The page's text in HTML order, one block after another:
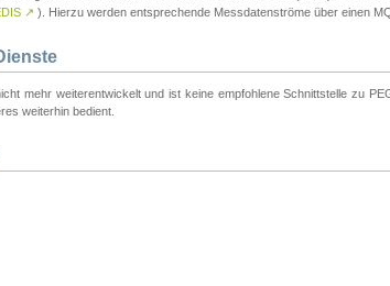
↗ ). Hierzu werden entsprechende Messdatenströme über einen
mehr weiterentwickelt und ist keine empfohlene Schnittstelle zu
weiterhin bedient.